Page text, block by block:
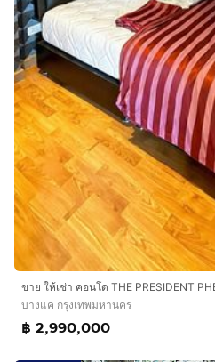
บางแค กรุงเทพมหานคร
฿ 2,990,000